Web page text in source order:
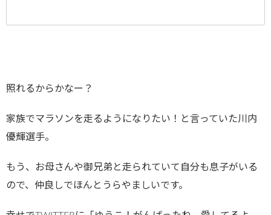
照れるからかなー？
家族でマラソンを走るようになりたい！と言っていた川内
優輝選手。
もう、お母さんや御兄弟と走られていて自分も息子がいる
ので、仲良しでほんとうらやましいです。